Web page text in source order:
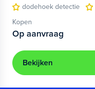
dodehoek detectie
Kopen
Op aanvraag
Bekijken